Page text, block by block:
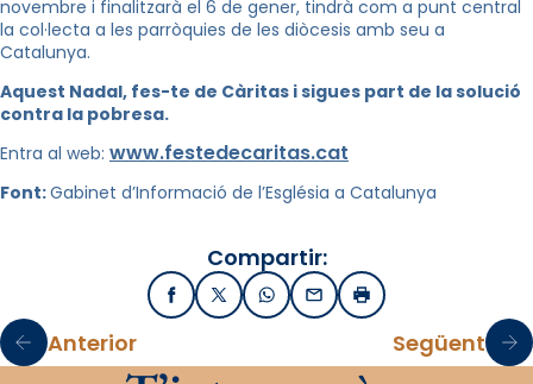
novembre i finalitzarà el 6 de gener, tindrà com a punt central
la col·lecta a les parròquies de les diòcesis amb seu a
Catalunya.
Aquest Nadal, fes-te de Càritas i sigues part de la solució
contra la pobresa.
Entra al web: www.festedecaritas.cat
Font:Gabinet d’Informació de l’Església a Catalunya
Compartir:
FacebookX / TwitterWhatsApp
EmailImprimir
Anterior Següent